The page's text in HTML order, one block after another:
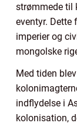
strømmede til
eventyr.
imperier og
mongolske
Med tiden
indflydelse i
kolonisation,